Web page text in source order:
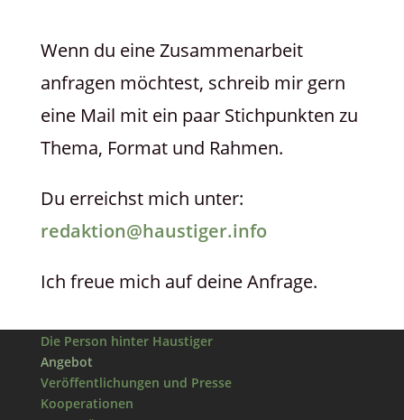
Wenn du eine Zusammenarbeit
anfragen möchtest, schreib mir gern
eine Mail mit ein paar Stichpunkten zu
Thema, Format und Rahmen.
Du erreichst mich unter:
redaktion@haustiger.info
Ich freue mich auf deine Anfrage.
Die Person hinter Haustiger
Angebot
Veröffentlichungen und Presse
Kooperationen